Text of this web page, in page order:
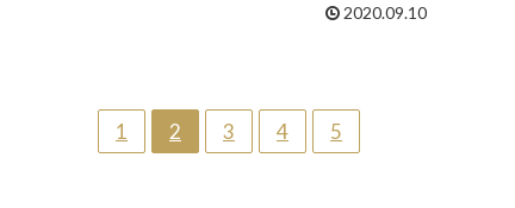
2020.09.10
1 2 3 4 5